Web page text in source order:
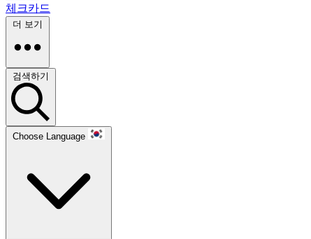
체크카드
더 보기
검색하기
Choose Language